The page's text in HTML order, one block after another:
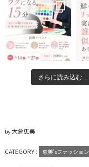
さらに読み込む...
by大倉恵美
CATEGORY : 恵美'sファッション